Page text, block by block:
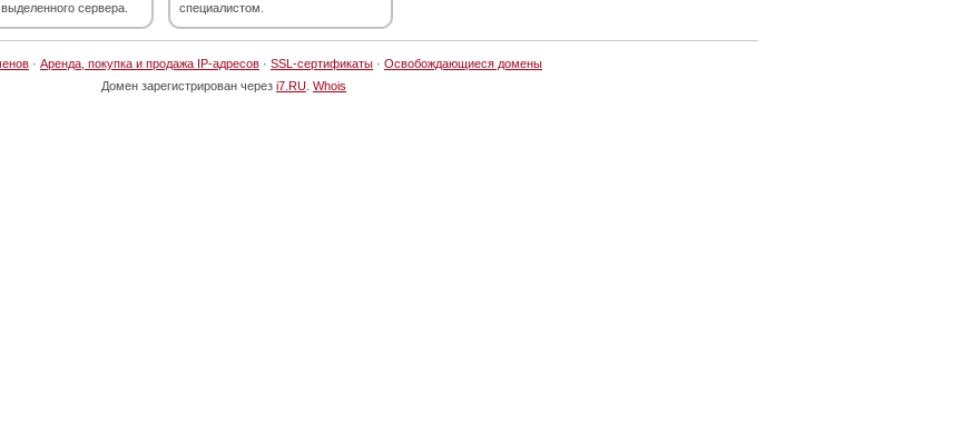
сервера.
специалистом.
· Аренда, покупка и продажа IP-адресов · SSL-сертификаты · Освобождающиеся домены
Домен зарегистрирован через i7.RU Whois